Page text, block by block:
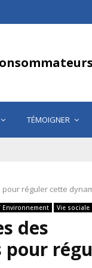
TÉMOIGNER
réguler cette
Environnement Vie sociale
des
pour